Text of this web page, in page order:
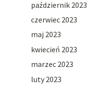
październik 2023
czerwiec 2023
maj 2023
kwiecień 2023
marzec 2023
luty 2023